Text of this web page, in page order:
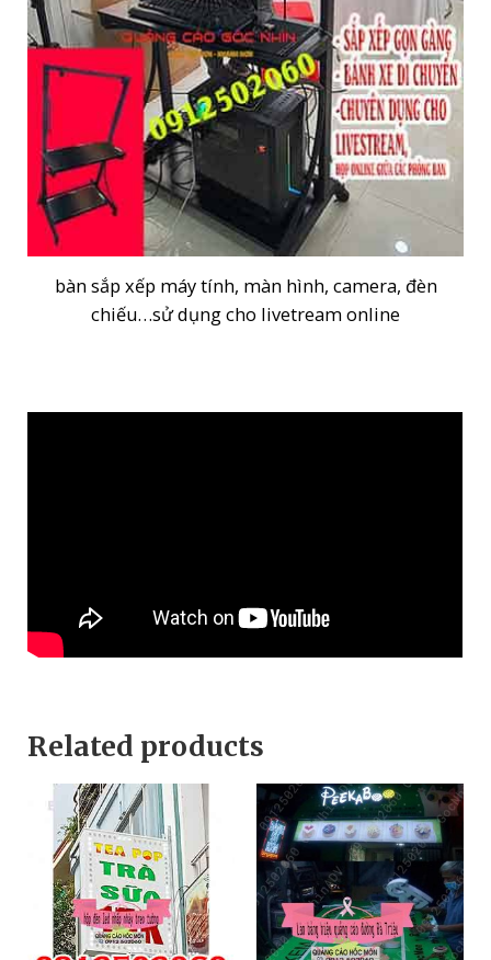
bàn sắp xếp máy tính, màn hình, camera, đèn
chiếu…sử dụng cho livetream online
Related products